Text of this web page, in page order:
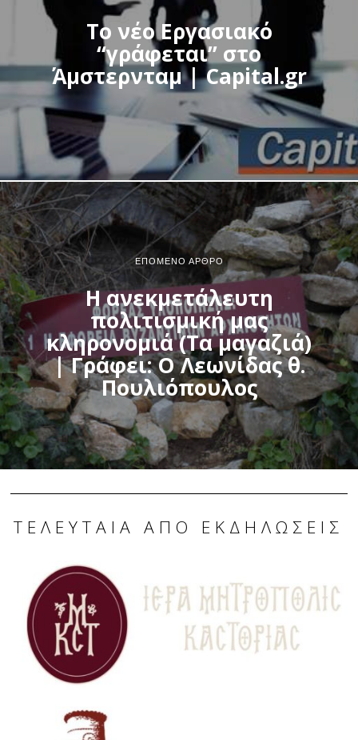
Το νέο Εργασιακό
“γράφεται” στο
Άμστερνταμ | Capital.gr
ΕΠΌΜΕΝΟ ΆΡΘΡΟ
Η ανεκμετάλευτη
πολιτισμική μας
κληρονομιά (Τα μαγαζιά)
| Γράφει: Ο Λεωνίδας θ.
Πουλιόπουλος
ΤΕΛΕΥΤΑΊΑ ΑΠΌ ΕΚΔΗΛΏΣΕΙΣ